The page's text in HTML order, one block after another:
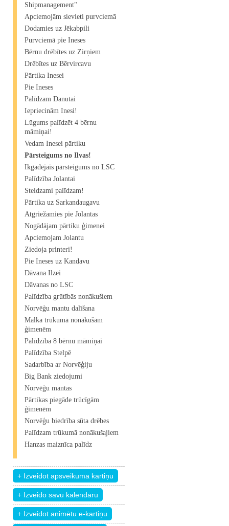
Shipmanagement"​
Apciemojām sievieti purvciemā
Dodamies uz Jēkabpili
Purvciemā pie Ineses
Bērnu drēbītes uz Zirņiem
Drēbītes uz Bērvircavu
Pārtika Inesei
Pie Ineses
Palīdzam Danutai
Iepriecinām Inesi!
Lūgums palīdzēt 4 bērnu
māmiņai!
Vedam Inesei pārtiku
Pārsteigums no Ilvas!
Ikgadējais pārsteigums no LSC
Palīdzība Jolantai
Steidzami palīdzam!
Pārtika uz Sarkandaugavu
Atgriežamies pie Jolantas
Nogādājam pārtiku ģimenei
Apciemojam Jolantu
Ziedoja printeri!
Pie Ineses uz Kandavu
Dāvana Ilzei
Dāvanas no LSC
Palīdzība grūtībās nonākušiem
Norvēģu mantu dalīšana
Malka trūkumā nonākušām
ģimenēm
Palīdzība 8 bērnu māmiņai
Palīdzība Stelpē
Sadarbība ar Norvēģiju
Big Bank ziedojumi
Norvēģu mantas
Pārtikas piegāde trūcīgām
ģimenēm
Norvēģu biedrība sūta drēbes
Palīdzam trūkumā nonākušajiem
Hanzas maiznīca palīdz